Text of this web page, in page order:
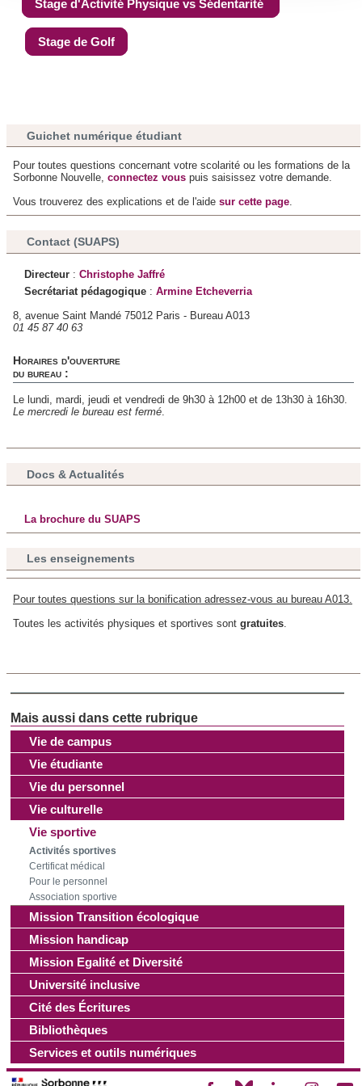
consentement à tout moment à partir de la déclaration sur
les cookies.
partageons également des informations sur l'utilisation de
publicité et d'analyse, qui peuvent combiner celles-ci avec
ont collectées lors de votre utilisation de leurs services.
Vie de campus
Vie étudiante
Vie du personnel
Vie culturelle
Vie sportive
Activités sportives
Certificat médical
Pour le personnel
Association sportive
Mission Transition écologique
Mission handicap
Mission Egalité et Diversité
Université inclusive
Cité des Écritures
Bibliothèques
Services et outils numériques
Stage d'Activité Physique vs Sédentarité
Stage de Golf
Guichet numérique étudiant
Pour toutes questions concernant votre scolarité ou les formations de la
Sorbonne Nouvelle, connectez vous puis saisissez votre demande.
Vous trouverez des explications et de l'aide sur cette page.
Contact (SUAPS)
Directeur :Christophe Jaffré
Secrétariat pédagogique :Armine Etcheverria
8, avenue Saint Mandé 75012 Paris - Bureau A013
01 45 87 40 63
Horaires d'ouverture
du bureau :
Le lundi, mardi, jeudi et vendredi de 9h30 à 12h00 et de 13h30 à 16h30.
Le mercredi le bureau est fermé.
Docs & Actualités
La brochure du SUAPS
Les enseignements
Pour toutes questions sur la bonification adressez-vous au bureau A013.
Toutes les activités physiques et sportives sont gratuites.